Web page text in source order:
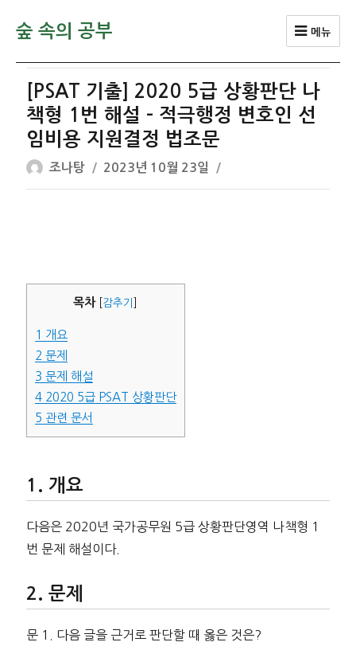
숲 속의 공부 메뉴
[PSAT 기출] 2020 5급 상황판단 나
책형 1번 해설 – 적극행정 변호인 선
임비용 지원결정 법조문
글
쓴
조나탕
작
성
2023년 10월 23일
목차 감추기
1 개요
2 문제
3 문제 해설
42020 5급 PSAT 상황판단
5 관련 문서
개요
다음은 2020년 국가공무원 5급 상황판단영역 나책형 1
번 문제 해설이다.
문제
문 1. 다음 글을 근거로 판단할 때 옳은 것은?